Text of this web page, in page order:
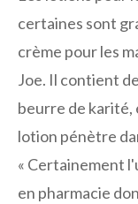
certaines sont
crème pour les
Joe. Il contient
beurre de karité,
lotion pénètre
« Certainement
en pharmacie